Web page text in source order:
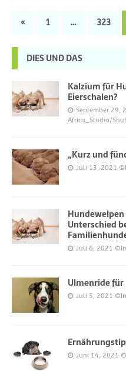
« 1 … 323
DIES UND DAS
Kalzium für
Eierschalen?
September 29,
Africa_Studio/
„Kurz und
Juli 13, 2021
Hundewelpen
Unterschied
Juli 6, 2021
Ulmenride für
Juli 5, 2021
Juni 14, 2021